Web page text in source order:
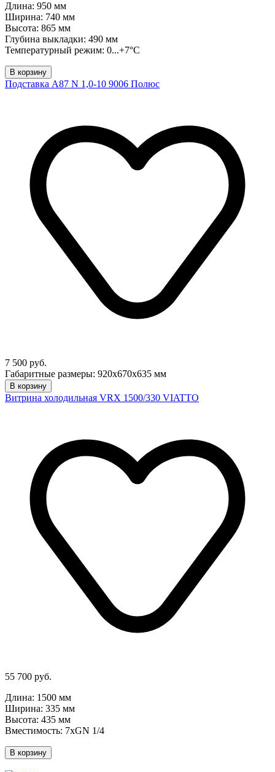
Длина: 950 мм
Ширина: 740 мм
Высота: 865 мм
Глубина выкладки: 490 мм
Температурный режим: 0...+7°C
В корзину
Подставка A87 N 1,0-10 9006 Полюс
7 500 руб.
Габаритные размеры: 920х670х635 мм
В корзину
Витрина холодильная VRX 1500/330 VIATTO
55 700 руб.
Длина: 1500 мм
Ширина: 335 мм
Высота: 435 мм
Вместимость: 7хGN 1/4
В корзину